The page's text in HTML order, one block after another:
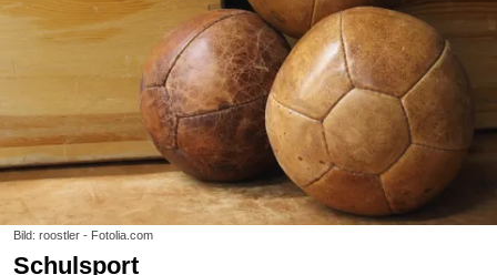
Bild: roostler - Fotolia.com
Schulsport